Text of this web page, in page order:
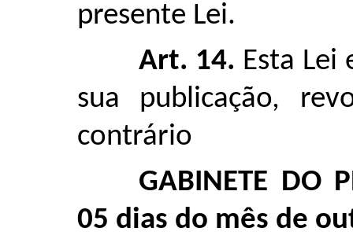
presente Lei.
Art. 14. Esta Lei
sua publicação,
contrário
GABINETE DO
05 dias do mês de